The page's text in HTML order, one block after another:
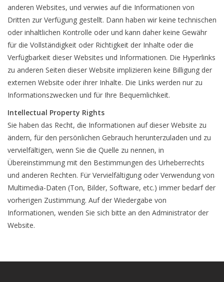
anderen Websites, und verwies auf die Informationen von
Dritten zur Verfügung gestellt. Dann haben wir keine technischen
oder inhaltlichen Kontrolle oder und kann daher keine Gewähr
für die Vollständigkeit oder Richtigkeit der Inhalte oder die
Verfügbarkeit dieser Websites und Informationen. Die Hyperlinks
zu anderen Seiten dieser Website implizieren keine Billigung der
externen Website oder ihrer Inhalte. Die Links werden nur zu
Informationszwecken und für Ihre Bequemlichkeit.
Intellectual Property Rights
Sie haben das Recht, die Informationen auf dieser Website zu
ändern, für den persönlichen Gebrauch herunterzuladen und zu
vervielfältigen, wenn Sie die Quelle zu nennen, in
Übereinstimmung mit den Bestimmungen des Urheberrechts
und anderen Rechten. Für Vervielfältigung oder Verwendung von
Multimedia-Daten (Ton, Bilder, Software, etc.) immer bedarf der
vorherigen Zustimmung. Auf der Wiedergabe von
Informationen, wenden Sie sich bitte an den Administrator der
Website.